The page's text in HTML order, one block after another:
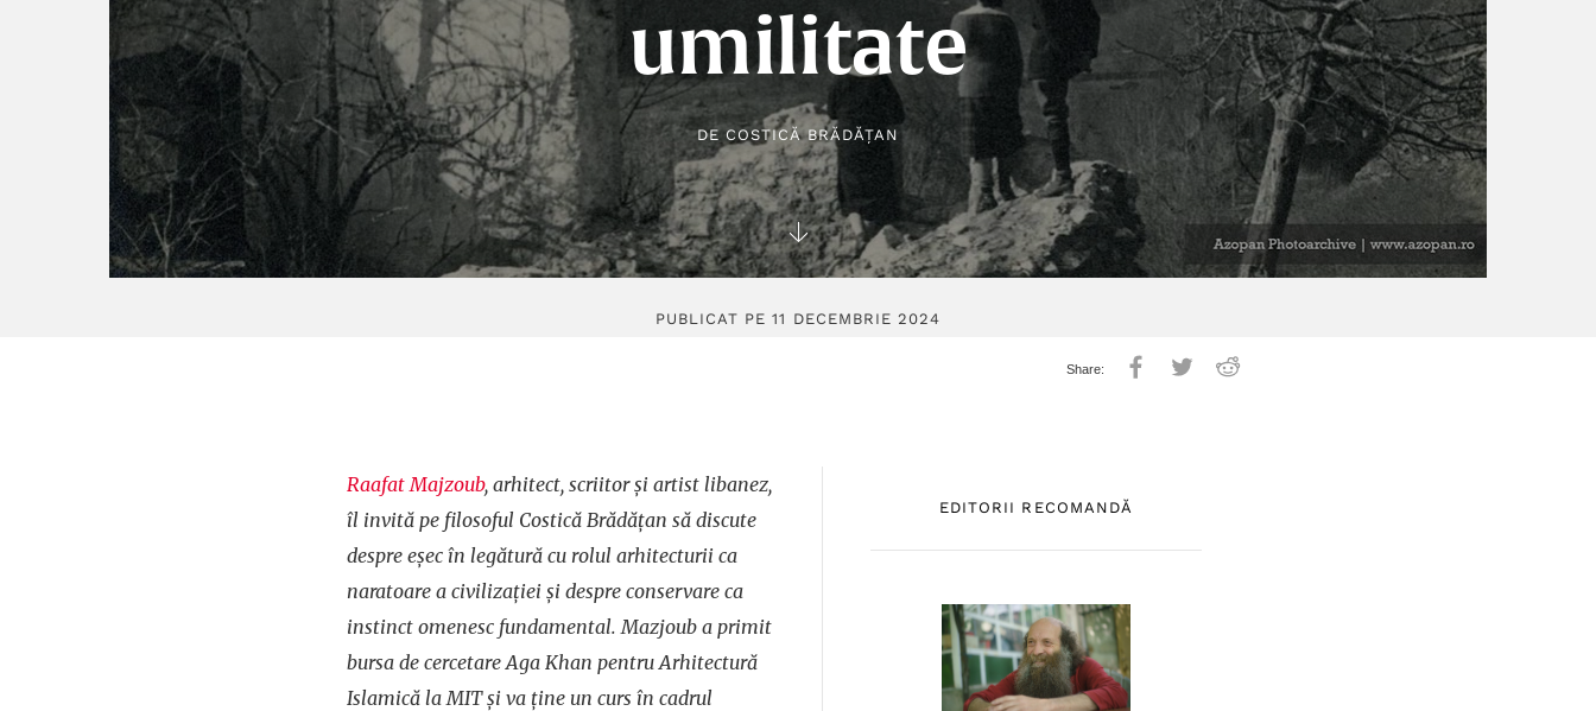
umilitate
DECOSTICĂ BRĂDĂȚAN
PUBLICAT PE 11 DECEMBRIE 2024
EDITORII RECOMANDĂ
Raafat Majzoub, arhitect, scriitor și artist libanez,
îl invită pe filosoful Costică Brădățan să discute
despre eșec în legătură cu rolul arhitecturii ca
naratoare a civilizației și despre conservare ca
instinct omenesc fundamental. Mazjoub a primit
bursa de cercetare Aga Khan pentru Arhitectură
Islamică la MIT și va ține un curs în cadrul